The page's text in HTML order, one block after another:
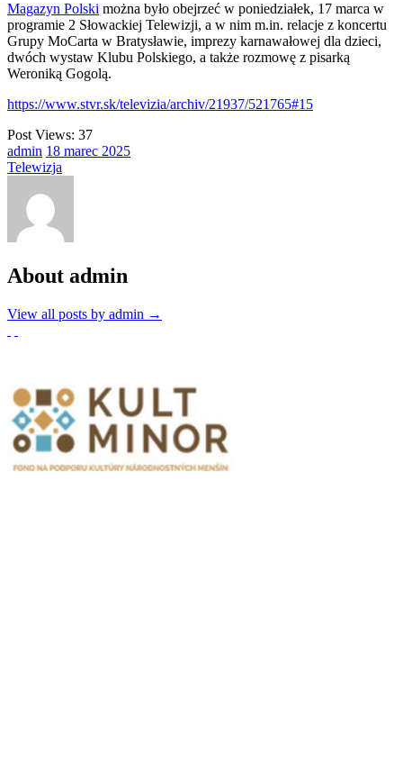
Magazyn Polski można było obejrzeć w poniedziałek, 17 marca w
programie 2 Słowackiej Telewizji, a w nim m.in. relacje z koncertu
Grupy MoCarta w Bratysławie, imprezy karnawałowej dla dzieci,
dwóch wystaw Klubu Polskiego, a także rozmowę z pisarką
Weroniką Gogolą.
https://www.stvr.sk/televizia/archiv/21937/521765#15
Post Views: 37
admin 18 marec 2025
Telewizja
About admin
View all posts by admin →